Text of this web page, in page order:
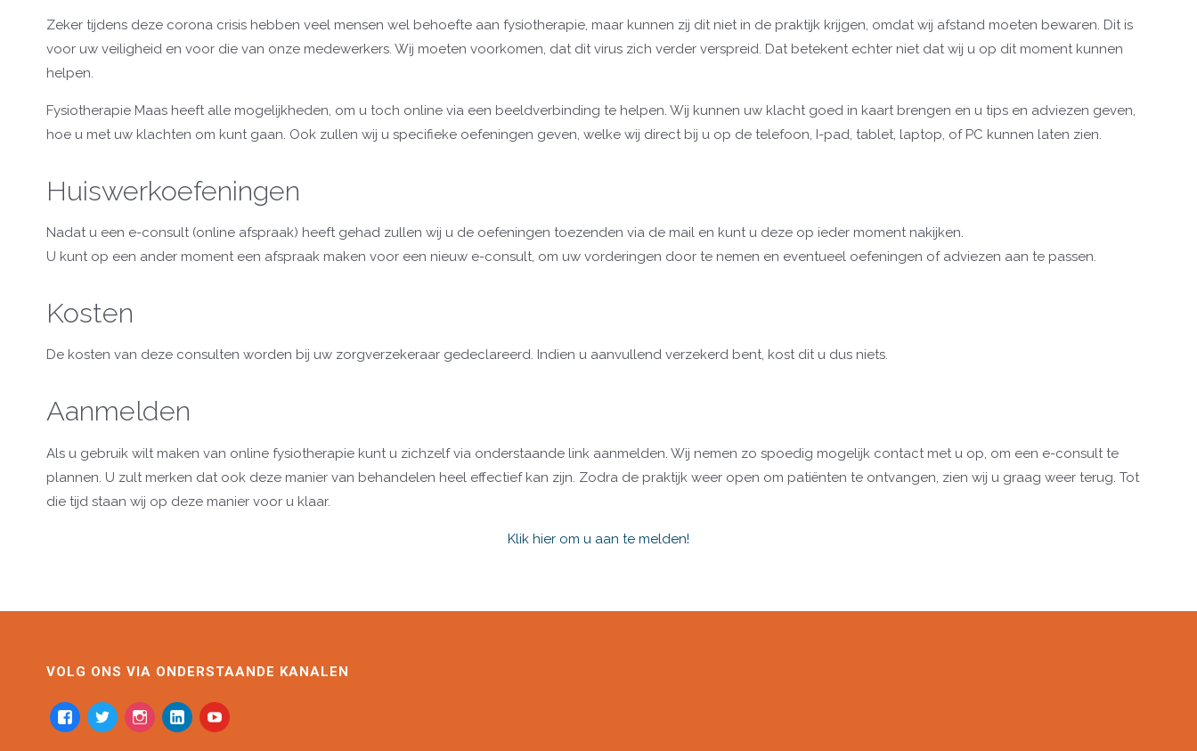
Zeker tijdens deze corona crisis hebben veel mensen wel behoefte aan fysiotherapie, maar kunnen zij dit niet in de praktijk krijgen, omdat wij afstand moeten bewaren. Dit is
voor uw veiligheid en voor die van onze medewerkers. Wij moeten voorkomen, dat dit virus zich verder verspreid. Dat betekent echter niet dat wij u op dit moment kunnen
helpen.
Fysiotherapie Maas heeft alle mogelijkheden, om u toch online via een beeldverbinding te helpen. Wij kunnen uw klacht goed in kaart brengen en u tips en adviezen geven,
hoe u met uw klachten om kunt gaan. Ook zullen wij u specifieke oefeningen geven, welke wij direct bij u op de telefoon, I-pad, tablet, laptop, of PC kunnen laten zien.
Huiswerkoefeningen
Nadat u een e-consult (online afspraak) heeft gehad zullen wij u de oefeningen toezenden via de mail en kunt u deze op ieder moment nakijken.
U kunt op een ander moment een afspraak maken voor een nieuw e-consult, om uw vorderingen door te nemen en eventueel oefeningen of adviezen aan te passen.
Kosten
De kosten van deze consulten worden bij uw zorgverzekeraar gedeclareerd. Indien u aanvullend verzekerd bent, kost dit u dus niets.
Aanmelden
Als u gebruik wilt maken van online fysiotherapie kunt u zichzelf via onderstaande link aanmelden. Wij nemen zo spoedig mogelijk contact met u op, om een e-consult te
plannen. U zult merken dat ook deze manier van behandelen heel effectief kan zijn. Zodra de praktijk weer open om patiënten te ontvangen, zien wij u graag weer terug. Tot
die tijd staan wij op deze manier voor u klaar.
Klik hier om u aan te melden!
VOLG ONS VIA ONDERSTAANDE KANALEN
facebook
twitter instagramlinkedin-
alt
youtube